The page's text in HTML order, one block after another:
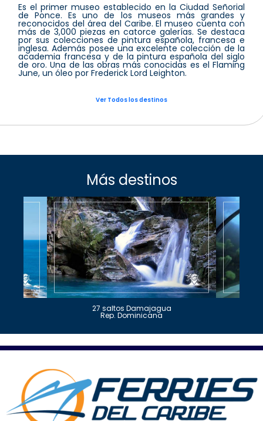
Es el primer museo establecido en la Ciudad Señorial
de Ponce. Es uno de los museos más grandes y
reconocidos del área del Caribe. El museo cuenta con
más de 3,000 piezas en catorce galerías. Se destaca
por sus colecciones de pintura española, francesa e
inglesa. Además posee una excelente colección de la
academia francesa y de la pintura española del siglo
de oro. Una de las obras más conocidas es el Flaming
June, un óleo por Frederick Lord Leighton.
Ver Todos los destinos
Más destinos
27 saltos Damajagua
Rep. Dominicana